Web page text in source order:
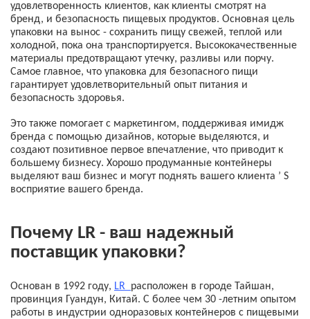
удовлетворенность клиентов, как клиенты смотрят на
бренд, и безопасность пищевых продуктов. Основная цель
упаковки на вынос - сохранить пищу свежей, теплой или
холодной, пока она транспортируется. Высококачественные
материалы предотвращают утечку, разливы или порчу.
Самое главное, что упаковка для безопасного пищи
гарантирует удовлетворительный опыт питания и
безопасность здоровья.
Это также помогает с маркетингом, поддерживая имидж
бренда с помощью дизайнов, которые выделяются, и
создают позитивное первое впечатление, что приводит к
большему бизнесу. Хорошо продуманные контейнеры
выделяют ваш бизнес и могут поднять вашего клиента ’ S
восприятие вашего бренда.
Почему LR - ваш надежный
поставщик упаковки?
Основан в 1992 году, LR расположен в городе Тайшан,
провинция Гуандун, Китай. С более чем 30 -летним опытом
работы в индустрии одноразовых контейнеров с пищевыми